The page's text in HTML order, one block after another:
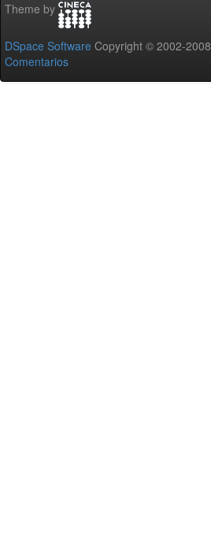
Theme by
DSpace Software Copyright © 2002-2008
Comentarios